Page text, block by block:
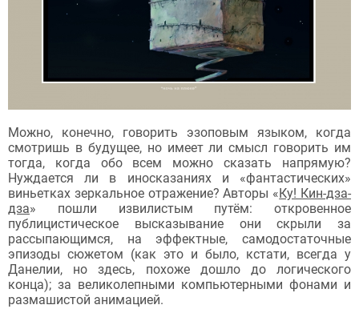
Можно, конечно, говорить эзоповым языком, когда
смотришь в будущее, но имеет ли смысл говорить им
тогда, когда обо всем можно сказать напрямую?
Нуждается ли в иносказаниях и «фантастических»
виньетках зеркальное отражение? Авторы « Ку! Кин-дза-
дза» пошли извилистым путём: откровенное
публицистическое высказывание они скрыли за
рассыпающимся, на эффектные, самодостаточные
эпизоды сюжетом (как это и было, кстати, всегда у
Данелии, но здесь, похоже дошло до логического
конца); за великолепными компьютерными фонами и
размашистой анимацией.